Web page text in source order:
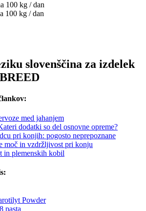
100 kg / dan
100 kg / dan
slovenščina za izdelek
med jahanjem
dodatki so del osnovne opreme?
pri konjih: pogosto neprepoznane
moč in vzdržljivost pri konju
in plemenskih kobil
Powder
pasta